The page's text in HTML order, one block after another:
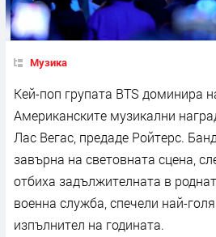
Музика
Кей-поп групата BTS доминира
Американските музикални
Лас Вегас, предаде Ройтерс.
завърна на световната сцена,
отбиха задължителната в
военна служба, спечели най-
изпълнител на годината.